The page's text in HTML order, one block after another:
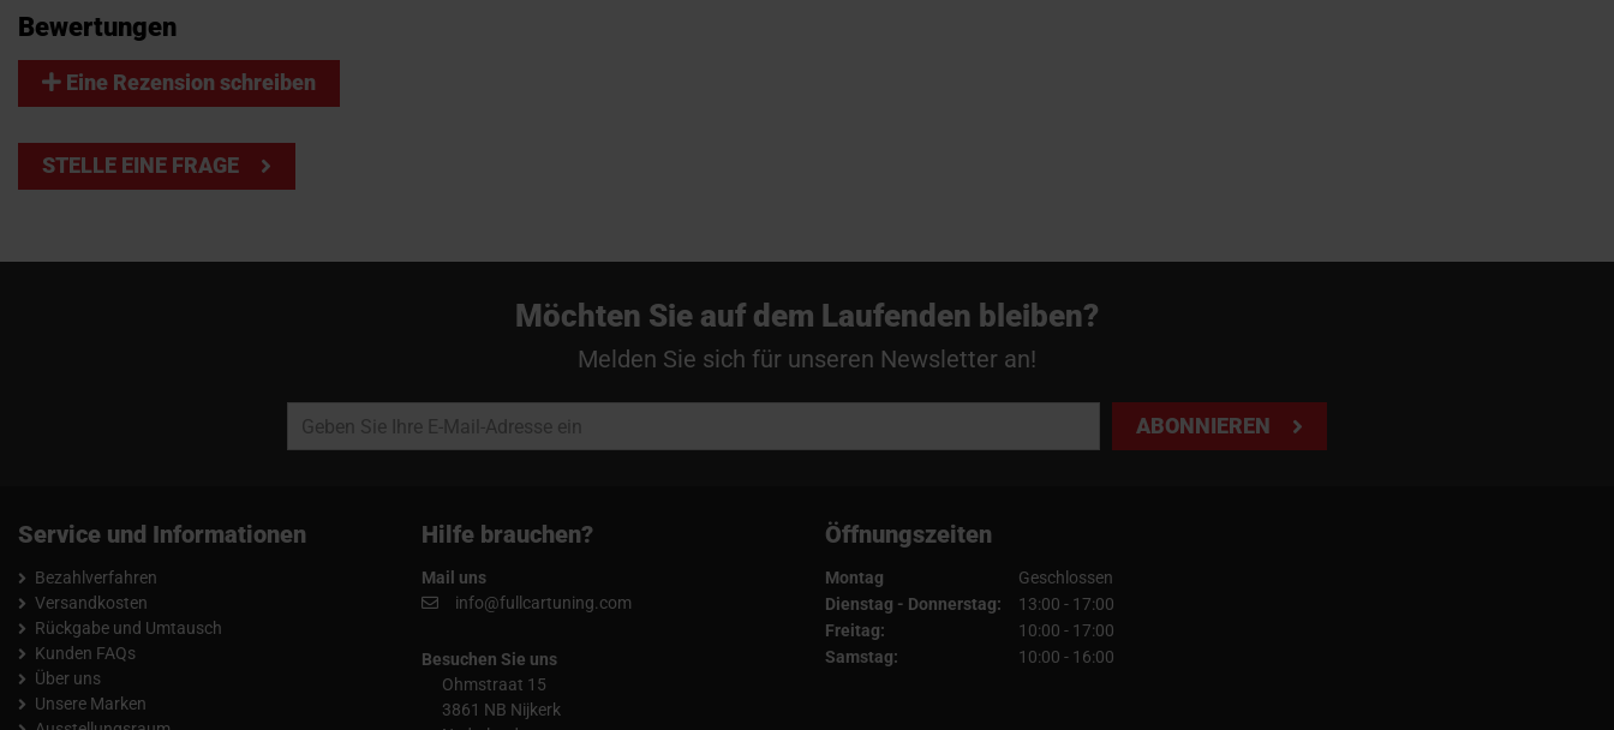
Bewertungen
Eine Rezension schreiben
STELLE EINE FRAGE
Möchten Sie auf dem Laufenden bleiben?
Melden Sie sich für unseren Newsletter an!
ABONNIEREN
Hilfe brauchen?
Mail uns
info@fullcartuning.com
Besuchen Sie uns
Ohmstraat 15
3861 NB Nijkerk
Service und Informationen
Bezahlverfahren
Versandkosten
Rückgabe und Umtausch
Kunden FAQs
Über uns
Unsere Marken
Öffnungszeiten
Montag
Geschlossen
Dienstag - Donnerstag:
13:00 - 17:00
Freitag:
10:00 - 17:00
Samstag:
10:00 - 16:00